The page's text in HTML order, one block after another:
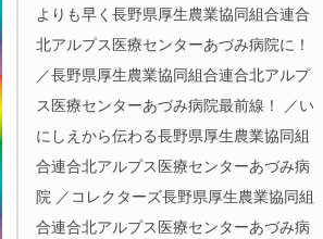
よりも早く長野県厚生農業協同組合連合
北アルプス医療センターあづみ病院に！
／長野県厚生農業協同組合連合北アルプ
ス医療センターあづみ病院最前線！ ／い
にしえから伝わる長野県厚生農業協同組
合連合北アルプス医療センターあづみ病
院 ／コレクターズ長野県厚生農業協同組
合連合北アルプス医療センターあづみ病